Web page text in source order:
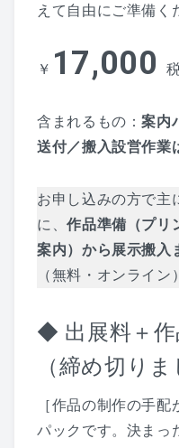
えて自由にご準備く
￥ 17,000
含まれるもの：案内
送付／搬入設営作業
お申し込みの方で主
に、作品準備（プリ
案内）から展示搬入
（無料・オンライ
◆ 出展料＋作
（締め切りま
［作品の制作の手
パックです。決まっ